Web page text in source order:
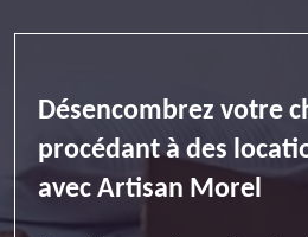
Désencombrez votre
procédant à des
avec Artisan Morel